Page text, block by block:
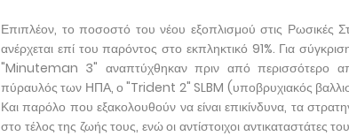
Επιπλέον, το ποσοστό του νέου εξοπλισμού στις Ρωσικές
ανέρχεται επί του παρόντος στο εκπληκτικό 91%. Για
"Minuteman 3" αναπτύχθηκαν πριν από περισσότερο
πύραυλός των ΗΠΑ, ο "Trident 2" SLBM (υποβρυχιακός
Και παρόλο που εξακολουθούν να είναι επικίνδυνα, τα
στο τέλος της ζωής τους, ενώ οι αντίστοιχοι αντικαταστάτες